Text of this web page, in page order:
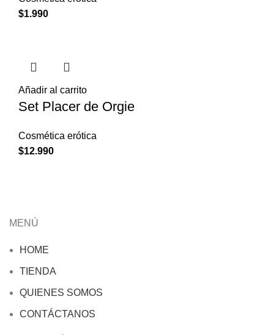
$1.990
Añadir al carrito
Set Placer de Orgie
Cosmética erótica
$12.990
MENÚ
HOME
TIENDA
QUIENES SOMOS
CONTÁCTANOS